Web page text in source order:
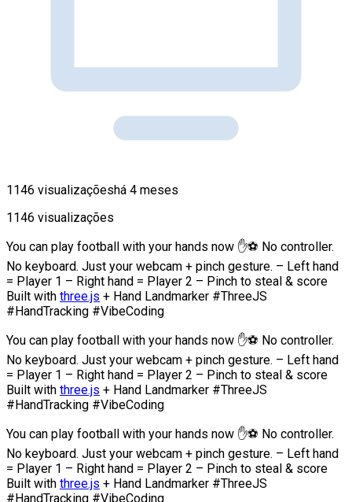
1146 visualizaçõeshá 4 meses
1146 visualizações
You can play football with your hands now ✋⚽️ No controller.
No keyboard. Just your webcam + pinch gesture. – Left hand
= Player 1 – Right hand = Player 2 – Pinch to steal & score
Built with three.js + Hand Landmarker #ThreeJS
#HandTracking #VibeCoding
You can play football with your hands now ✋⚽️ No controller.
No keyboard. Just your webcam + pinch gesture. – Left hand
= Player 1 – Right hand = Player 2 – Pinch to steal & score
Built with three.js + Hand Landmarker #ThreeJS
#HandTracking #VibeCoding
You can play football with your hands now ✋⚽️ No controller.
No keyboard. Just your webcam + pinch gesture. – Left hand
= Player 1 – Right hand = Player 2 – Pinch to steal & score
Built with three.js + Hand Landmarker #ThreeJS
#HandTracking #VibeCoding